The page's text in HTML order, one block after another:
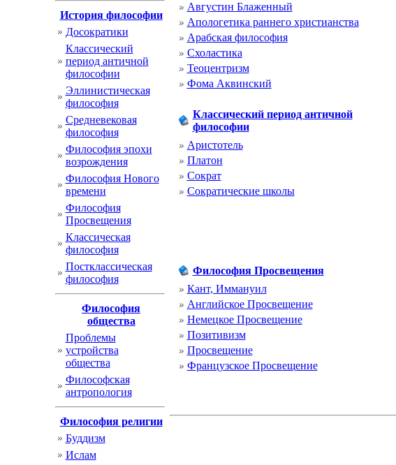
История философии
Досократики
Классический
период античной
философии
Эллинистическая
философия
Cредневековая
философия
Философия эпохи
возрождения
Философия Нового
времени
Философия
Просвещения
Классическая
философия
Постклассическая
философия
Философия
общества
Проблемы
устройства
общества
Философская
антропология
Философия религии
Буддизм
Ислам
Августин Блаженный
Апологетика раннего христианства
Арабская философия
Схоластика
Теоцентризм
Фома Аквинский
Классический период античной
философии
Аристотель
Платон
Сократ
Сократические школы
Философия Просвещения
Кант, Иммануил
Английское Просвещение
Немецкое Просвещение
Позитивизм
Просвещение
Французское Просвещение